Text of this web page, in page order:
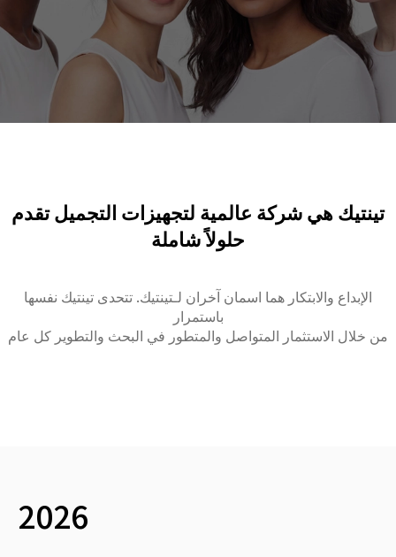
تينتيك هي شركة عالمية لتجهيزات التجميل تقدم
حلولاً شاملة
الإبداع والابتكار هما اسمان آخران لـتينتيك. تتحدى تينتيك نفسها
باستمرار
من خلال الاستثمار المتواصل والمتطور في البحث والتطوير كل عام
2026